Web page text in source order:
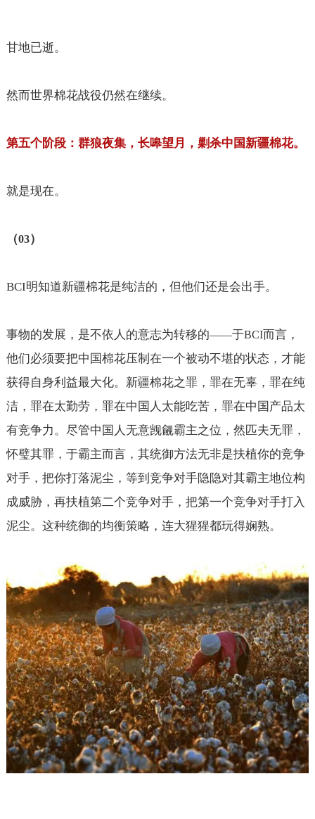
甘地已逝。
然而世界棉花战役仍然在继续。
第五个阶段：群狼夜集，长嗥望月，剿杀中国新疆棉花。
就是现在。
（03）
BCI明知道新疆棉花是纯洁的，但他们还是会出手。
事物的发展，是不依人的意志为转移的——于BCI而言，
他们必须要把中国棉花压制在一个被动不堪的状态，才能
获得自身利益最大化。新疆棉花之罪，罪在无辜，罪在纯
洁，罪在太勤劳，罪在中国人太能吃苦，罪在中国产品太
有竞争力。尽管中国人无意觊觎霸主之位，然匹夫无罪，
怀璧其罪，于霸主而言，其统御方法无非是扶植你的竞争
对手，把你打落泥尘，等到竞争对手隐隐对其霸主地位构
成威胁，再扶植第二个竞争对手，把第一个竞争对手打入
泥尘。这种统御的均衡策略，连大猩猩都玩得娴熟。